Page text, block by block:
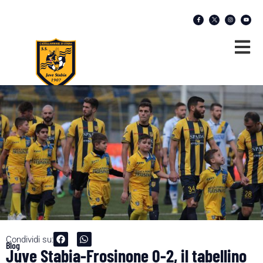
Condividi su:
Blog
Juve Stabia-Frosinone 0-2, il tabellino